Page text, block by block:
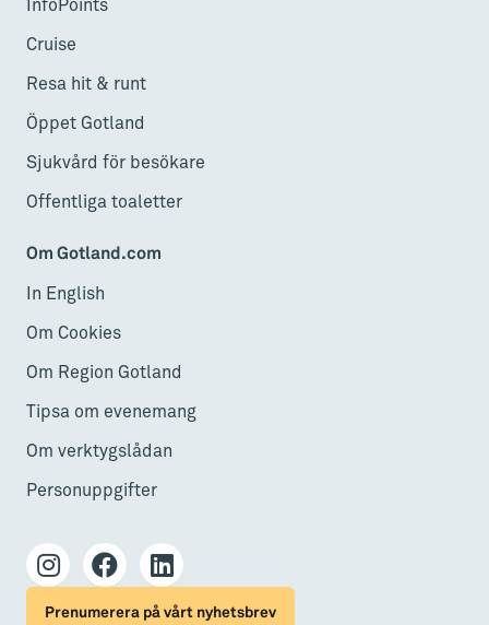
InfoPoints
Cruise
Resa hit & runt
Öppet Gotland
Sjukvård för besökare
Offentliga toaletter
Om Gotland.com
In English
Om Cookies
Om Region Gotland
Tipsa om evenemang
Om verktygslådan
Personuppgifter
Prenumerera på vårt nyhetsbrev